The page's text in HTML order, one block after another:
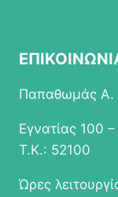
Παπαθωμάς Α.
Εγνατίας 100
Τ.Κ.: 52100
Ώρες